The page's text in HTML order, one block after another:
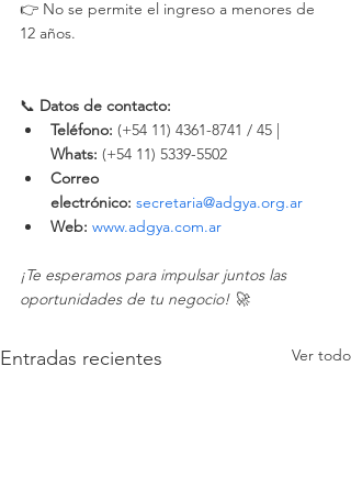
👉 No se permite el ingreso a menores de
12 años.
📞 Datos de contacto:
Teléfono: (+54 11) 4361-8741 / 45 |
Whats: (+54 11) 5339-5502
Correo
electrónico: secretaria@adgya.org.ar
Web: www.adgya.com.ar
¡Te esperamos para impulsar juntos las
oportunidades de tu negocio! 🚀
Entradas recientes Ver todo